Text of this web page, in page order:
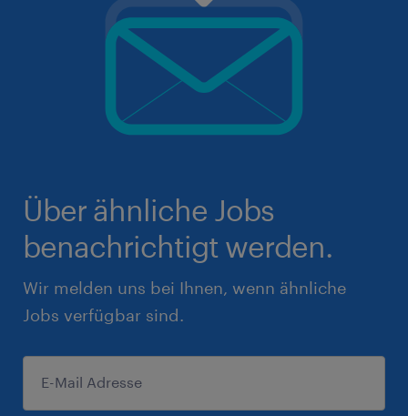
Über ähnliche Jobs
benachrichtigt werden.
Wir melden uns bei Ihnen, wenn ähnliche
Jobs verfügbar sind.